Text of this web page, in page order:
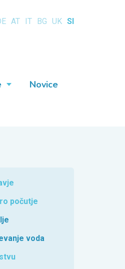
AT IT BG UK SI
Novice
počutje
voda